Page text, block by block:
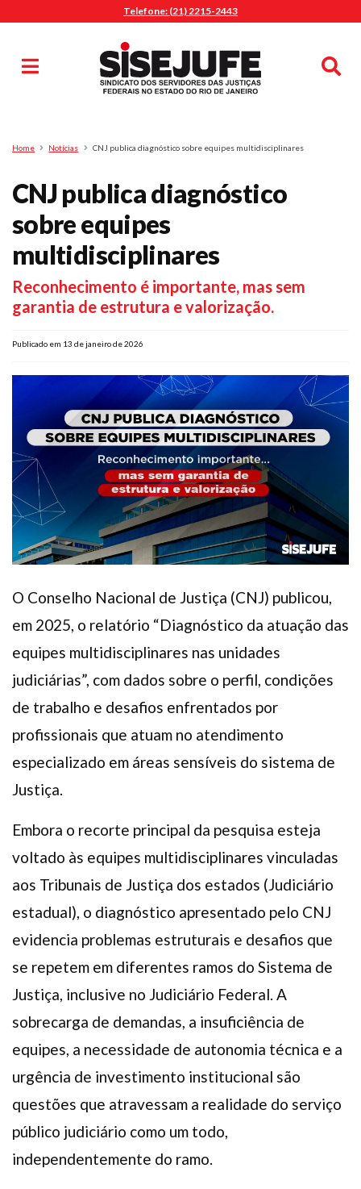
Telefone: (21) 2215-2443
Pesquisa
Home Notícias CNJ publica diagnóstico sobre equipes multidisciplinares
CNJ publica diagnóstico
sobre equipes
multidisciplinares
Reconhecimento é importante, mas sem
garantia de estrutura e valorização.
Publicado em 13 de janeiro de 2026
O Conselho Nacional de Justiça (CNJ) publicou,
em 2025, o relatório “Diagnóstico da atuação das
equipes multidisciplinares nas unidades
judiciárias”, com dados sobre o perfil, condições
de trabalho e desafios enfrentados por
profissionais que atuam no atendimento
especializado em áreas sensíveis do sistema de
Justiça.
Embora o recorte principal da pesquisa esteja
voltado às equipes multidisciplinares vinculadas
aos Tribunais de Justiça dos estados (Judiciário
estadual), o diagnóstico apresentado pelo CNJ
evidencia problemas estruturais e desafios que
se repetem em diferentes ramos do Sistema de
Justiça, inclusive no Judiciário Federal. A
sobrecarga de demandas, a insuficiência de
equipes, a necessidade de autonomia técnica e a
urgência de investimento institucional são
questões que atravessam a realidade do serviço
público judiciário como um todo,
independentemente do ramo.
MENU
Sindicalize-se
Diretoria
O Sindicato
Agenda
Casa do Alto
Sede Campestre
Nossos Convênios
Plano de Saúde
Assistência Funeral
Pós-graduação
InstagramTwitter YoutubeTikTok